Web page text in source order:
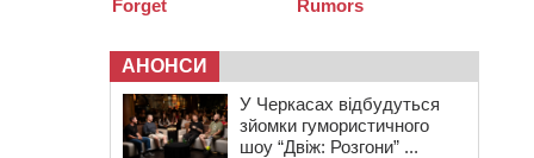
АНОНСИ
У Черкасах відбудуться
зйомки гумористичного
шоу “Двіж: Розгони” ...